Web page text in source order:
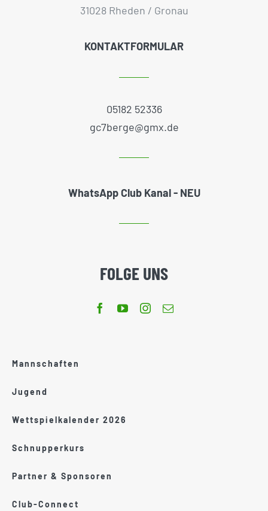
31028 Rheden / Gronau
KONTAKTFORMULAR
05182 52336
gc7berge@gmx.de
WhatsApp Club Kanal - NEU
FOLGE UNS
Mannschaften
Jugend
Wettspielkalender 2026
Schnupperkurs
Partner & Sponsoren
Club-Connect